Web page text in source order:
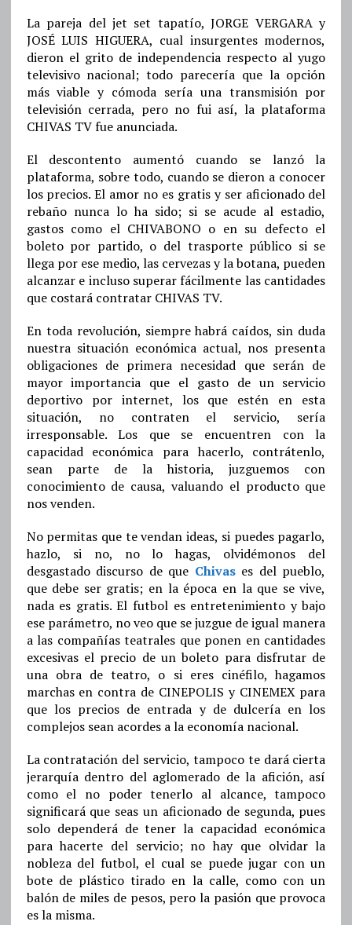
La pareja del jet set tapatío, JORGE VERGARA y
JOSÉ LUIS HIGUERA, cual insurgentes modernos,
dieron el grito de independencia respecto al yugo
televisivo nacional; todo parecería que la opción
más viable y cómoda sería una transmisión por
televisión cerrada, pero no fui así, la plataforma
CHIVAS TV fue anunciada.
El descontento aumentó cuando se lanzó la
plataforma, sobre todo, cuando se dieron a conocer
los precios. El amor no es gratis y ser aficionado del
rebaño nunca lo ha sido; si se acude al estadio,
gastos como el CHIVABONO o en su defecto el
boleto por partido, o del trasporte público si se
llega por ese medio, las cervezas y la botana, pueden
alcanzar e incluso superar fácilmente las cantidades
que costará contratar CHIVAS TV.
En toda revolución, siempre habrá caídos, sin duda
nuestra situación económica actual, nos presenta
obligaciones de primera necesidad que serán de
mayor importancia que el gasto de un servicio
deportivo por internet, los que estén en esta
situación, no contraten el servicio, sería
irresponsable. Los que se encuentren con la
capacidad económica para hacerlo, contrátenlo,
sean parte de la historia, juzguemos con
conocimiento de causa, valuando el producto que
nos venden.
No permitas que te vendan ideas, si puedes pagarlo,
hazlo, si no, no lo hagas, olvidémonos del
desgastado discurso de que Chivases del pueblo,
que debe ser gratis; en la época en la que se vive,
nada es gratis. El futbol es entretenimiento y bajo
ese parámetro, no veo que se juzgue de igual manera
a las compañías teatrales que ponen en cantidades
excesivas el precio de un boleto para disfrutar de
una obra de teatro, o si eres cinéfilo, hagamos
marchas en contra de CINEPOLIS y CINEMEX para
que los precios de entrada y de dulcería en los
complejos sean acordes a la economía nacional.
La contratación del servicio, tampoco te dará cierta
jerarquía dentro del aglomerado de la afición, así
como el no poder tenerlo al alcance, tampoco
significará que seas un aficionado de segunda, pues
solo dependerá de tener la capacidad económica
para hacerte del servicio; no hay que olvidar la
nobleza del futbol, el cual se puede jugar con un
bote de plástico tirado en la calle, como con un
balón de miles de pesos, pero la pasión que provoca
es la misma.